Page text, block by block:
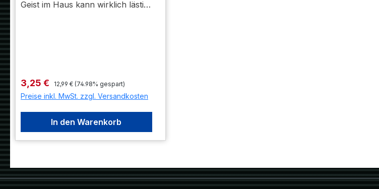
Geist im Haus kann wirklich lästig
Schlaflose Nächte,
Kopfschmerzen, Elektrosmog und
in manchen Fällen sind sogar
physische Schäden am Inventar
zu beobachten!.
Verkaufspreis:
3,25 € Regulärer Preis:
12,99 € (74.98% gespart)
Preise inkl. MwSt. zzgl. Versandkosten
In den Warenkorb